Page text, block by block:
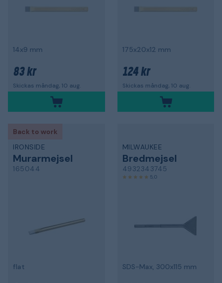
14x9 mm
83 kr
Skickas måndag, 10 aug.
175x20x12 mm
124 kr
Skickas måndag, 10 aug.
Back to work
IRONSIDE
Murarmejsel
165044
flat
MILWAUKEE
Bredmejsel
4932343745
5,0
SDS-Max, 300x115 mm